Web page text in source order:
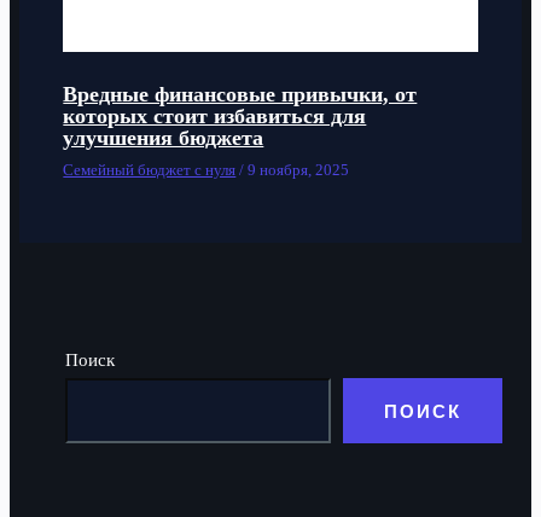
Вредные финансовые привычки, от
которых стоит избавиться для
улучшения бюджета
Семейный бюджет с нуля /9 ноября, 2025
Поиск
ПОИСК